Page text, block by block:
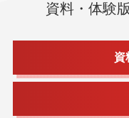
資料・体験
資